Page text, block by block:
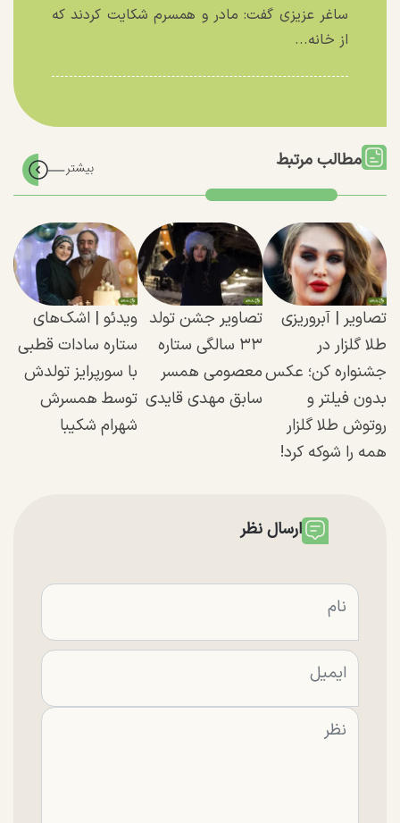
ساغر عزیزی گفت: مادر و همسرم شکایت کردند که
از خانه...
مطالب مرتبط
تصاویر | آبروریزی
طلا گلزار در
جشنواره کن؛ عکس
بدون فیلتر و
روتوش طلا گلزار
همه را شوکه کرد!
تصاویر جشن تولد
۳۳ سالگی ستاره
معصومی همسر
سابق مهدی قایدی
ویدئو | اشک‌های
ستاره سادات قطبی
با سورپرایز تولدش
توسط همسرش
شهرام شکیبا
ارسال نظر